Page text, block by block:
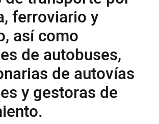
ferroviario y
así como
de autobuses,
de autovías
y gestoras de